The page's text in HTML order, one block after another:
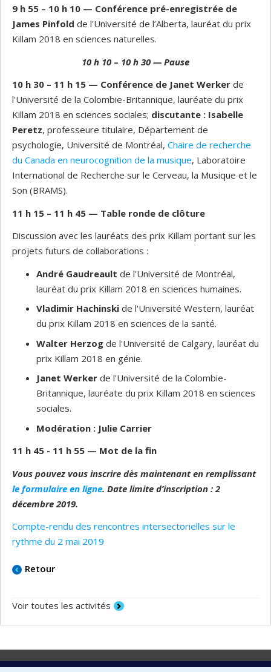
9 h 55 – 10 h 10 — Conférence pré-enregistrée de
James Pinfold de l'Université de l’Alberta, lauréat du prix
Killam 2018 en sciences naturelles.
10 h 10 – 10 h 30 — Pause
10 h 30 – 11 h 15 — Conférence de Janet Werker de
l'Université de la Colombie-Britannique, lauréate du prix
Killam 2018 en sciences sociales; discutante : Isabelle
Peretz, professeure titulaire, Département de
psychologie, Université de Montréal, Chaire de recherche
du Canada en neurocognition de la musique, Laboratoire
International de Recherche sur le Cerveau, la Musique et le
Son (BRAMS).
11 h 15 – 11 h 45 — Table ronde de clôture
Discussion avec les lauréats des prix Killam portant sur les
projets futurs de collaborations :
André Gaudreault de l'Université de Montréal,
lauréat du prix Killam 2018 en sciences humaines.
Vladimir Hachinski de l'Université Western, lauréat
du prix Killam 2018 en sciences de la santé.
Walter Herzog de l'Université de Calgary, lauréat du
prix Killam 2018 en génie.
Janet Werker de l'Université de la Colombie-
Britannique, lauréate du prix Killam 2018 en sciences
sociales.
Modération : Julie Carrier
11 h 45 - 11 h 55 — Mot de la fin
Vous pouvez vous inscrire dès maintenant en remplissant
le formulaire en ligne. Date limite d’inscription : 2
décembre 2019.
Compte-rendu des rencontres intersectorielles sur le
rythme du 2 mai 2019
Retour
Voir toutes les activités
Laboratoire d'innovation